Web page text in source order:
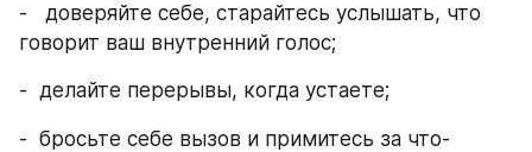
-   доверяйте себе, старайтесь услышать, что
говорит ваш внутренний голос;
-  делайте перерывы, когда устаете;
-  бросьте себе вызов и примитесь за что-